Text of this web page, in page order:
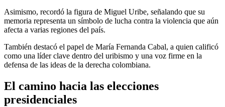
Asimismo, recordó la figura de Miguel Uribe, señalando que su
memoria representa un símbolo de lucha contra la violencia que aún
afecta a varias regiones del país.
También destacó el papel de María Fernanda Cabal, a quien calificó
como una líder clave dentro del uribismo y una voz firme en la
defensa de las ideas de la derecha colombiana.
El camino hacia las elecciones
presidenciales